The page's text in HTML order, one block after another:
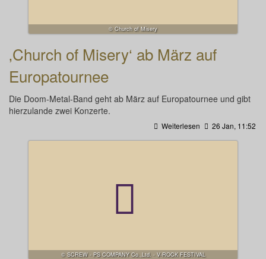
© Church of Misery
‚Church of Misery‘ ab März auf
Europatournee
Die Doom-Metal-Band geht ab März auf Europatournee und gibt
hierzulande zwei Konzerte.
Weiterlesen 26 Jan, 11:52
© SCREW - PS COMPANY Co.,Ltd. - V-ROCK FESTIVAL